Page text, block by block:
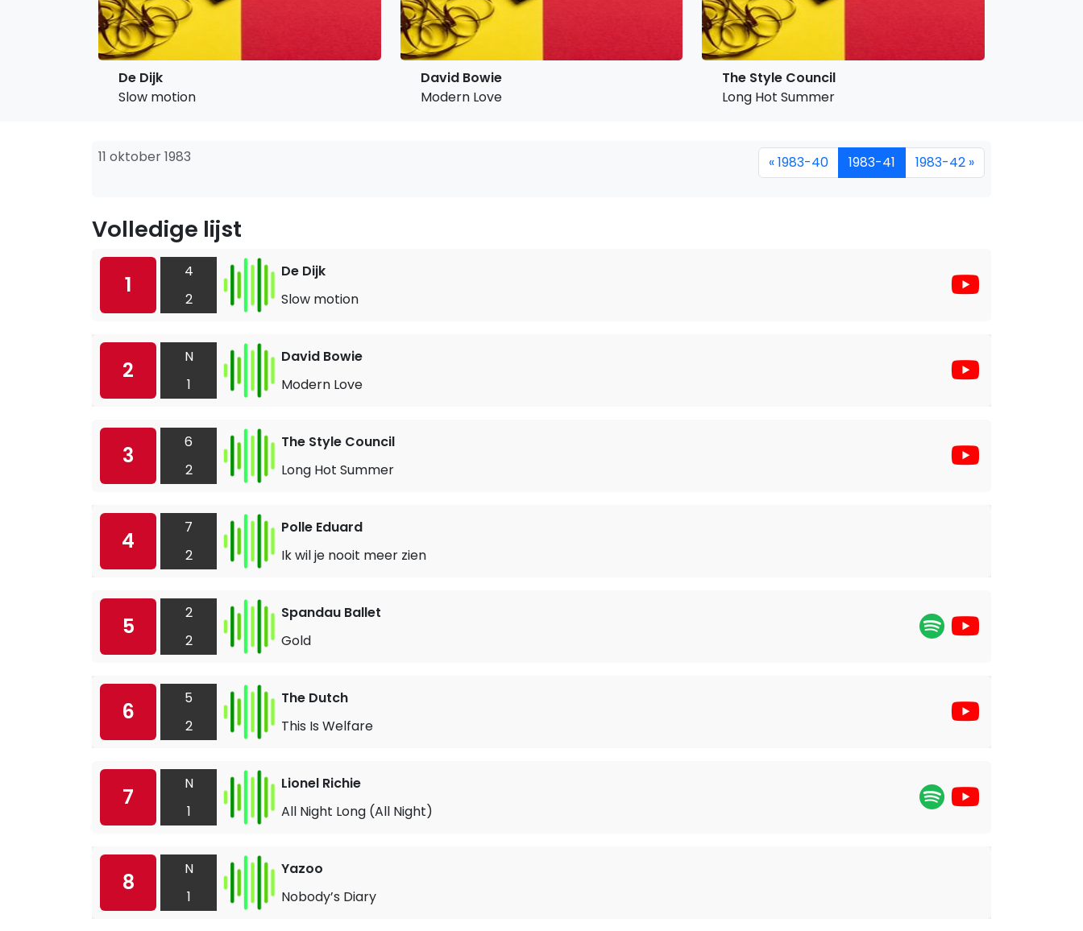
De Dijk
Slow motion
David Bowie
Modern Love
The Style Council
Long Hot Summer
11 oktober 1983 « 1983-40 1983-41 1983-42 »
Volledige lijst
1
4
2
De Dijk
Slow motion
2
N
1
David Bowie
Modern Love
3
6
2
The Style Council
Long Hot Summer
4
7
2
Polle Eduard
Ik wil je nooit meer zien
5
2
2
Spandau Ballet
Gold
6
5
2
The Dutch
This Is Welfare
7
N
1
Lionel Richie
All Night Long (All Night)
8
N
1
Yazoo
Nobody’s Diary